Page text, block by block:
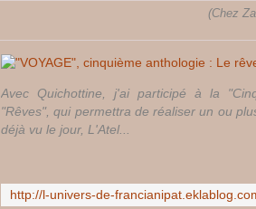
(Chez
Avec Quichottine, j'ai participé à la
"Rêves", qui permettra de réaliser un ou
déjà vu le jour, L'Atel...